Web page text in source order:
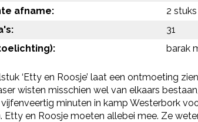
afname:
2
31
barak
‘Etty en Roosje’ laat een ontmoeting
wisten misschien wel van elkaars
minuten in kamp Westerbork
Etty en Roosje moeten allebei mee. Ze